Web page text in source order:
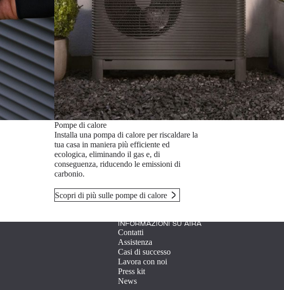
Pompe di calore
Installa una pompa di calore per riscaldare la
tua casa in maniera più efficiente ed
ecologica, eliminando il gas e, di
conseguenza, riducendo le emissioni di
carbonio.
Scopri di più sulle pompe di calore
INFORMAZIONI SU AIRA
Contatti
Assistenza
Casi di successo
Lavora con noi
Press kit
News